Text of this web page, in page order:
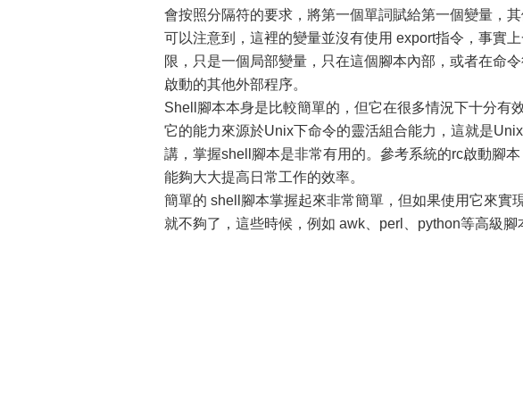
會按照分隔符的要求，將第一個單詞賦給第一個變量，其
可以注意到，這裡的變量並沒有使用 export指令，事實
限，只是一個局部變量，只在這個腳本內部，或者在命
啟動的其他外部程序。
Shell腳本本身是比較簡單的，但它在很多情況下十分有
它的能力來源於Unix下命令的靈活組合能力，這就是
講，掌握shell腳本是非常有用的。參考系統的rc啟動腳
能夠大大提高日常工作的效率。
簡單的 shell腳本掌握起來非常簡單，但如果使用它來實
就不夠了，這些時候，例如 awk、perl、python等高級腳